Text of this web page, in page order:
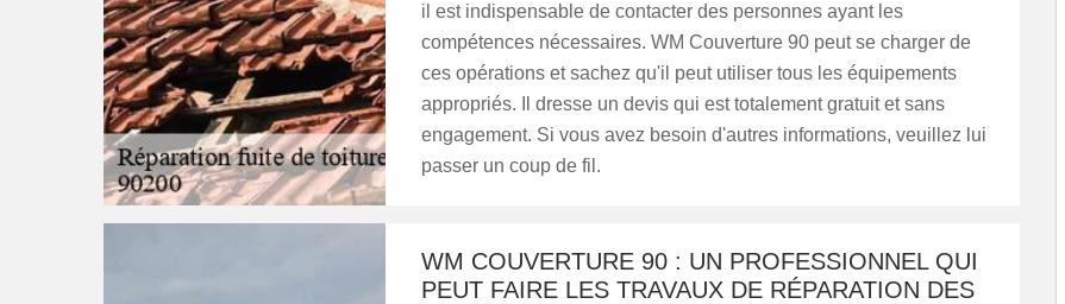
il est indispensable de contacter des personnes ayant les
compétences nécessaires. WM Couverture 90 peut se charger de
ces opérations et sachez qu'il peut utiliser tous les équipements
appropriés. Il dresse un devis qui est totalement gratuit et sans
engagement. Si vous avez besoin d'autres informations, veuillez lui
passer un coup de fil.
WM COUVERTURE 90 : UN PROFESSIONNEL QUI
PEUT FAIRE LES TRAVAUX DE RÉPARATION DES